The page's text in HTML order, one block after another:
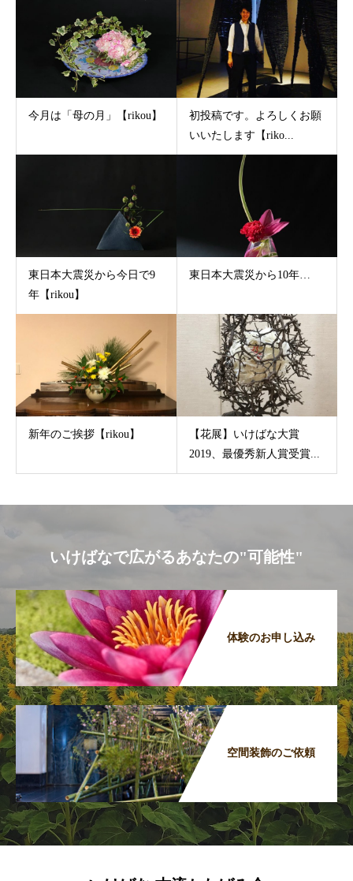
今月は「母の月」【rikou】
初投稿です。よろしくお願
いいたします【riko...
東日本大震災から今日で9
年【rikou】
東日本大震災から10年…
新年のご挨拶【rikou】
【花展】いけばな大賞
2019、最優秀新人賞受賞...
いけばなで広がるあなたの"可能性"
体験のお申し込み
空間装飾のご依頼